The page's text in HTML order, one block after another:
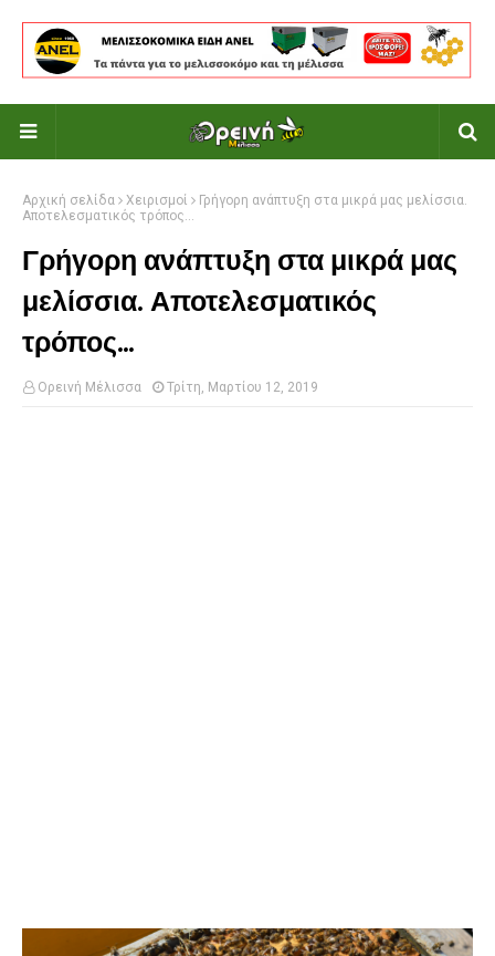
Αρχική σελίδα Χειρισμοί
Γρήγορη ανάπτυξη στα μικρά μας μελίσσια.
Αποτελεσματικός τρόπος...
Γρήγορη ανάπτυξη στα μικρά μας
μελίσσια. Αποτελεσματικός
τρόπος...
Ορεινή Μέλισσα Τρίτη, Μαρτίου 12, 2019